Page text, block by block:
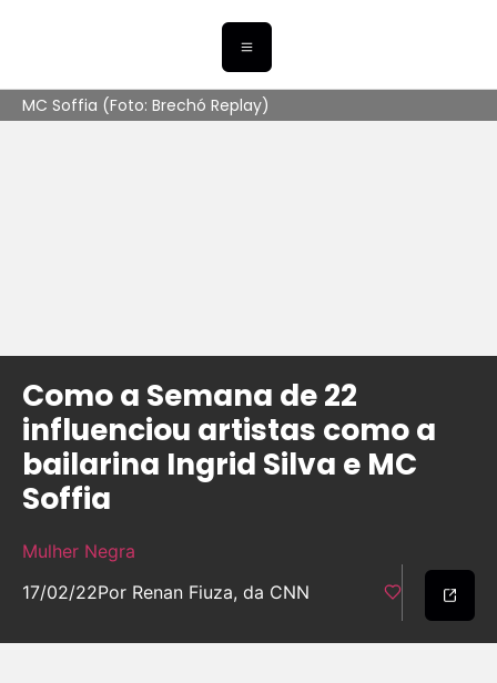
MC Soffia (Foto: Brechó Replay)
Como a Semana de 22
influenciou artistas como a
bailarina Ingrid Silva e MC
Soffia
Mulher Negra
17/02/22Por Renan Fiuza, da CNN